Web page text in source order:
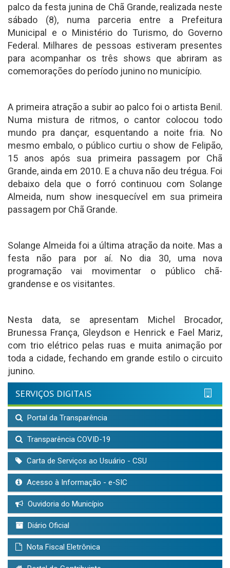
palco da festa junina de Chã Grande, realizada neste
sábado (8), numa parceria entre a Prefeitura
Municipal e o Ministério do Turismo, do Governo
Federal. Milhares de pessoas estiveram presentes
para acompanhar os três shows que abriram as
comemorações do período junino no município.
A primeira atração a subir ao palco foi o artista Benil.
Numa mistura de ritmos, o cantor colocou todo
mundo pra dançar, esquentando a noite fria. No
mesmo embalo, o público curtiu o show de Felipão,
15 anos após sua primeira passagem por Chã
Grande, ainda em 2010. E a chuva não deu trégua. Foi
debaixo dela que o forró continuou com Solange
Almeida, num show inesquecível em sua primeira
passagem por Chã Grande.
Solange Almeida foi a última atração da noite. Mas a
festa não para por aí. No dia 30, uma nova
programação vai movimentar o público chã-
grandense e os visitantes.
Nesta data, se apresentam Michel Brocador,
Brunessa França, Gleydson e Henrick e Fael Mariz,
com trio elétrico pelas ruas e muita animação por
toda a cidade, fechando em grande estilo o circuito
junino.
SERVIÇOS DIGITAIS
Portal da Transparência
Transparência COVID-19
Carta de Serviços ao Usuário - CSU
Acesso à Informação - e-SIC
Ouvidoria do Município
Diário Oficial
Nota Fiscal Eletrônica